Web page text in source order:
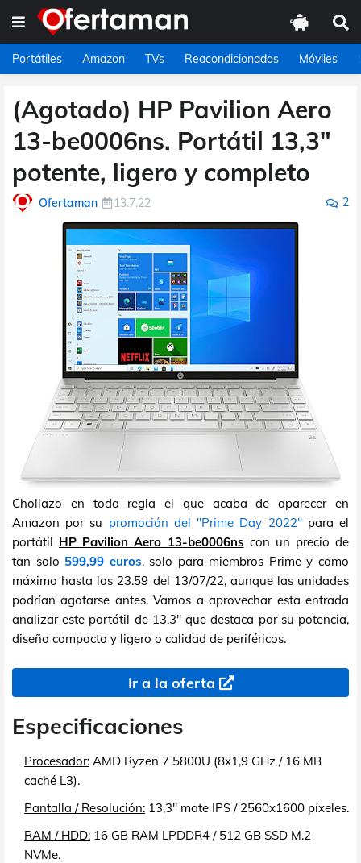
Portátiles Amazon TVs Reacondicionados Móviles
(Agotado) HP Pavilion Aero
13-be0006ns. Portátil 13,3"
potente, ligero y completo
Ofertaman 13.7.22 2
Chollazo en toda regla el que acaba de aparecer en
Amazon por su promoción del "Prime Day 2022"para el
portátil HP Pavilion Aero 13-be0006ns con un precio de
tan solo 599,99 euros, solo para miembros Prime y como
máximo hasta las 23.59 del 13/07/22, aunque las unidades
podrían agotarse antes. Vamos a aprovechar esta entrada
analizar este portátil de 13,3" que destaca por su potencia,
diseño compacto y ligero o calidad de periféricos.
Ir a la oferta
Especificaciones
Procesador: AMD Ryzen 7 5800U (8x1,9 GHz / 16 MB
caché L3).
Pantalla / Resolución: 13,3" mate IPS / 2560x1600 píxeles.
RAM / HDD: 16 GB RAM LPDDR4 / 512 GB SSD M.2
NVMe.